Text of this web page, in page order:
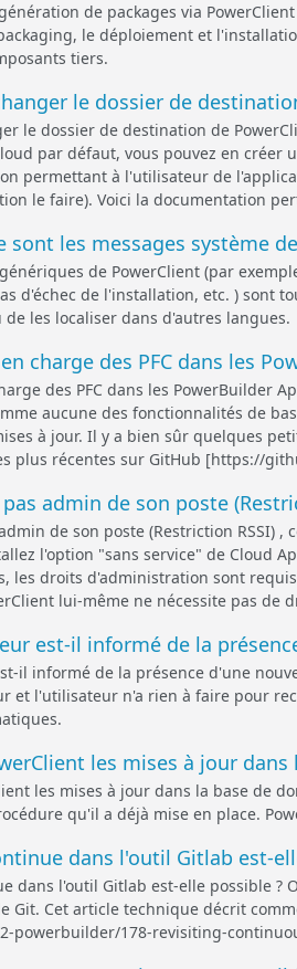
de packages via
le déploiement et
tiers.
le dossier de
le dossier de destination de
par défaut, vous pouvez en
permettant à l'utilisateur de
le faire). Voici la documentation
sont les messages système
de PowerClient (par
d'échec de l'installation, etc. ) sont
les localiser dans d'autres langues.
charge des PFC dans les
des PFC dans les PowerBuilder
aucune des fonctionnalités de
à jour. Il y a bien sûr quelques
plus récentes sur GitHub [https://
admin de son poste
de son poste (Restriction RSSI)
l'option "sans service" de Cloud
les droits d'administration sont
lui-même ne nécessite pas de
est-il informé de la
il informé de la présence d'une
et l'utilisateur n'a rien à faire pour
les mises à jour dans
les mises à jour dans la base de
qu'il a déjà mise en place.
dans l'outil Gitlab est-
dans l'outil Gitlab est-elle possible ?
Git. Cet article technique décrit
powerbuilder/178-revisiting-